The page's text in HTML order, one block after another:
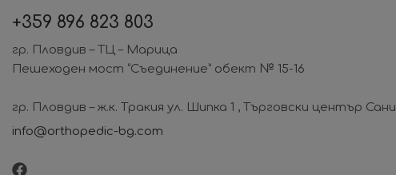
+359 896 823 803
гр. Пловдив – ТЦ – Марица
Пешеходен мост “Съединение” обект № 15-16
гр. Пловдив – ж.к. Тракия ул. Шипка 1 , Търговски център Сани
info@orthopedic-bg.com